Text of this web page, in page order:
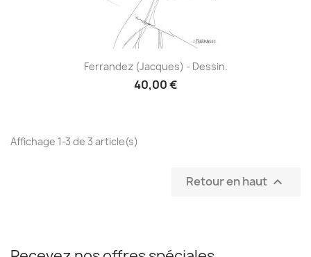
Ferrandez (Jacques) - Dessin.
40,00 €
Affichage 1-3 de 3 article(s)
Retour en haut 